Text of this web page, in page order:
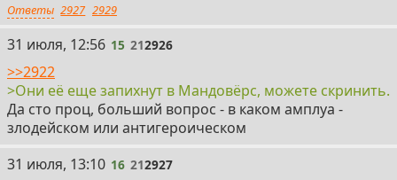
Ответы 2927 2929
15
31 июля, 12:56 15 212926
>>2922
>Они её еще запихнут в Мандовёрс, можете скринить.
Да сто проц, больший вопрос - в каком амплуа -
злодейском или антигероическом
16
31 июля, 13:10 16 212927